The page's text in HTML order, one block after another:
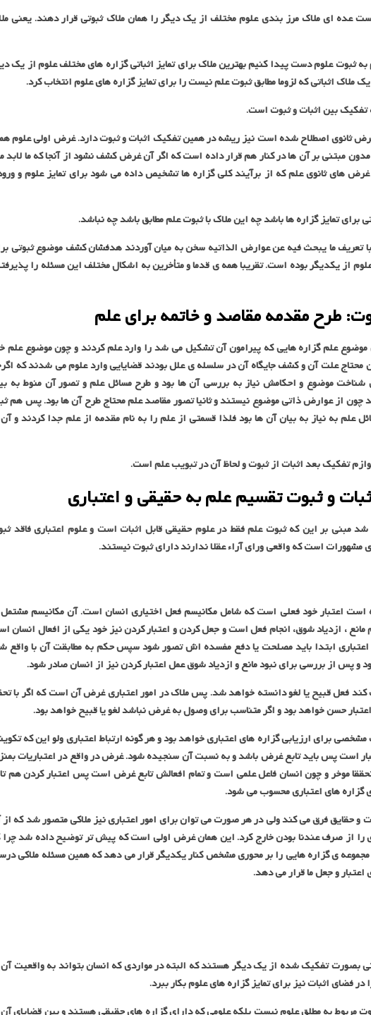
عده ای ملاک مرز بندی علوم مختلف از یک دیگر را همان ملاک ثبوتی قرار دهند. یعنی
ثبوت علوم دست پیدا کنیم بهترین ملاک برای تمایز اثباتی گزاره های مختلف علوم از یک
اثباتی که لزوما مطابق ثبوت علم نیست را برای تمایز گزاره های علوم انتخاب کرد.
بین اثبات و ثبوت است.
ثانوی اصطلاح شده است نیز ریشه در همین تفکیک اثبات و ثبوت دارد. غرض اولی علوم
مبتنی بر آن ها در کنار هم قرار داده است که اگر آن غرض کشف نشود از آنجا که ما لابد
های ثانوی علم که از برآیند کلی گزاره ها تشخیص داده می شود برای تمایز علوم و
برای تمایز گزاره ها باشد چه این ملاک با ثبوت علم مطابق باشد چه نباشد.
تعریف ما یبحث فیه عن عوارض الذاتیه سخن به میان آوردند هدفشان کشف موضوع ثبوتی
علوم از یکدیگر بوده است. تقریبا همه ی قدما و متأخرین به اشکال مختلف این مسئله را
طرح مقدمه مقاصد و خاتمه برای علم
علم گزاره هایی که پیرامون آن تشکیل می شد را وارد علم کردند و چون موضوع علم
علت آن و کشف جایگاه آن در سلسله ی علل بودند قضایایی وارد علوم می شدند که
شناخت موضوع و احکامش نیاز به بررسی آن ها بود و طرح مسائل علم و تصور آن منوط به
چون از عوارض ذاتی موضوع نیستند و ثانیا تصور مقاصد علم محتاج طرح آن ها بود. پس هم
علم به نیاز به بیان آن ها بود فلذا قسمتی از علم را به نام مقدمه از علم جدا کردند و
تفکیک بعد اثبات از ثبوت و لحاظ آن در تبویب علم است.
و ثبوت تقسیم علم به حقیقی و اعتباری
مبنی بر این که ثبوت علم فقط در علوم حقیقی قابل اثبات است و علوم اعتباری فاقد
است که واقعی ورای آراء عقلا ندارند دارای ثبوت نیستند.
است اعتبار خود فعلی است که شامل مکانیسم فعل اختیاری انسان است. آن مکانیسم
، ازدیاد شوق، انجام فعل است و جعل کردن و اعتبار کردن نیز خود یکی از افعال انسان
اعتباری ابتدا باید مصلحت یا دفع مفسده اش تصور شود سپس حکم به مطابقت آن با واقع
از بررسی برای نبود مانع و ازدیاد شوق عمل اعتبار کردن نیز از انسان صادر شود.
فعل قبیح یا لغو دانسته خواهد شد. پس ملاک در امور اعتباری غرض آن است که اگر با
حسن خواهد بود و اگر متناسب برای وصول به غرض نباشد لغو یا قبیح خواهد بود.
برای ارزیابی گزاره های اعتباری خواهد بود و هر گونه ارتباط اعتباری ولو این که
است پس باید تابع غرض باشد و به نسبت آن سنجیده شود. غرض در واقع در اعتباریات
موخر و چون انسان فاعل علمی است و تمام افعالش تابع غرض است پس اعتبار کردن هم
های اعتباری محسوب می شود.
و حقایق فرق می کند ولی در هر صورت می توان برای امور اعتباری نیز ملاکی متصور شد که
را از صرف عندنا بودن خارج کرد. این همان غرض اولی است که پیش تر توضیح داده شد
ی گزاره هایی را بر محوری مشخص کنار یکدیگر قرار می دهد که همین مسئله ملاکی
و جعل ما قرار می دهد.
بصورت تفکیک شده از یک دیگر هستند که البته در مواردی که انسان بتواند به واقعیت
فضای اثبات نیز برای تمایز گزاره های علوم بکار ببرد.